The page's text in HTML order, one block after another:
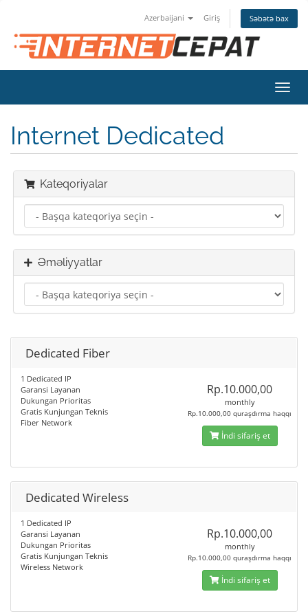
Azerbaijani Giriş Səbətə bax
keçid
Internet Dedicated
Kateqoriyalar
Əməliyyatlar
Dedicated Fiber
1 Dedicated IP
Garansi Layanan
Dukungan Prioritas
Gratis Kunjungan Teknis
Fiber Network
Rp.10.000,00
monthly
Rp.10.000,00 quraşdırma haqqı
İndi sifariş et
Dedicated Wireless
1 Dedicated IP
Garansi Layanan
Dukungan Prioritas
Gratis Kunjungan Teknis
Wireless Network
Rp.10.000,00
monthly
Rp.10.000,00 quraşdırma haqqı
İndi sifariş et